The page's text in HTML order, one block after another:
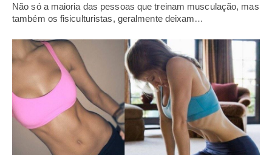
Não só a maioria das pessoas que treinam musculação, mas
também os fisiculturistas, geralmente deixam…